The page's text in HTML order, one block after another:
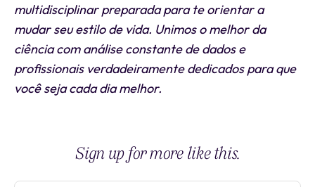
multidisciplinar preparada para te orientar a
mudar seu estilo de vida. Unimos o melhor da
ciência com análise constante de dados e
profissionais verdadeiramente dedicados para que
você seja cada dia melhor.
Sign up for more like this.